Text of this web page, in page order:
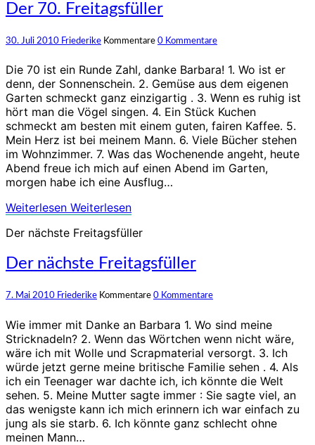
Der 70. Freitagsfüller
30. Juli 2010 Friederike Kommentare 0 Kommentare
Die 70 ist ein Runde Zahl, danke Barbara! 1. Wo ist er
denn, der Sonnenschein. 2. Gemüse aus dem eigenen
Garten schmeckt ganz einzigartig . 3. Wenn es ruhig ist
hört man die Vögel singen. 4. Ein Stück Kuchen
schmeckt am besten mit einem guten, fairen Kaffee. 5.
Mein Herz ist bei meinem Mann. 6. Viele Bücher stehen
im Wohnzimmer. 7. Was das Wochenende angeht, heute
Abend freue ich mich auf einen Abend im Garten,
morgen habe ich eine Ausflug…
Weiterlesen Weiterlesen
Der nächste Freitagsfüller
Der nächste Freitagsfüller
7. Mai 2010 Friederike Kommentare 0 Kommentare
Wie immer mit Danke an Barbara 1. Wo sind meine
Stricknadeln? 2. Wenn das Wörtchen wenn nicht wäre,
wäre ich mit Wolle und Scrapmaterial versorgt. 3. Ich
würde jetzt gerne meine britische Familie sehen . 4. Als
ich ein Teenager war dachte ich, ich könnte die Welt
sehen. 5. Meine Mutter sagte immer : Sie sagte viel, an
das wenigste kann ich mich erinnern ich war einfach zu
jung als sie starb. 6. Ich könnte ganz schlecht ohne
meinen Mann…